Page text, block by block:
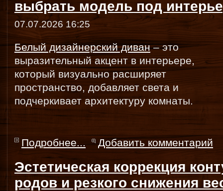
выбрать модель под
07.07.2026 16:25
Белый дизайнерский диван– это
выразительный акцент в интерьере,
который визуально расширяет
пространство, добавляет света и
подчеркивает архитектуру комнаты.
Подробнее... Добавить комментарий
Эстетическая коррекция
родов и резкого снижения